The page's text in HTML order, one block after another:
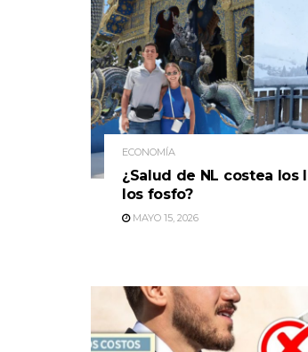
ECONOMÍA
¿Salud de NL costea los
los fosfo?
MAYO 15, 2026